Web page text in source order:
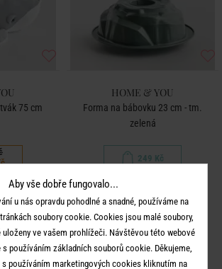
75 cm
HOME & YOU
Forma na bábovku 23 cm - tm.
zelená
249 Kč
-50
Aby vše dobře fungovalo...
u nás opravdu pohodlné a snadné, používáme na
soubory cookie. Cookies jsou malé soubory,
ve vašem prohlížeči. Návštěvou této webové
používáním základních souborů cookie. Děkujeme,
používáním marketingových cookies kliknutím na